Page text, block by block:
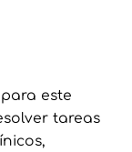
este
tareas